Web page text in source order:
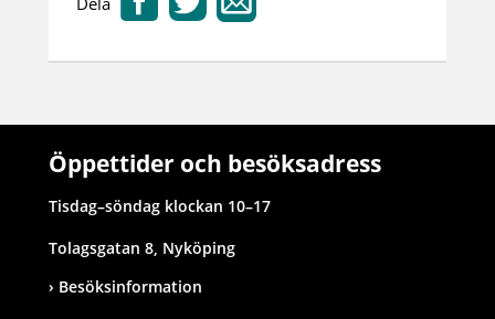
Öppettider och besöksadress
Tisdag–söndag klockan 10–17
Tolagsgatan 8, Nyköping
Besöksinformation